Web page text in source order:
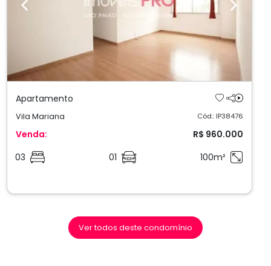
Previous Next
Apartamento
Vila Mariana Cód.: IP38476
Venda:
R$ 960.000
03
01 100m²
Ver todos deste condomínio